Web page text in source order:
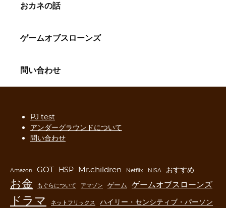
おカネの話
ゲームオブスローンズ
問い合わせ
PJ test
アンダーグラウンドについて
問い合わせ
Amazon GOT HSP Mr.children Netflix NISA おすすめ
お金 もぐらについて アマゾン ゲーム ゲームオブスローンズ
ドラマ ネットフリックス
ハイリー・センシティブ・パーソン